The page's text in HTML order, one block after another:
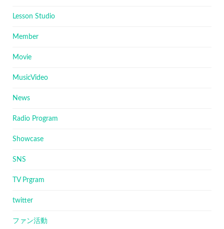
Lesson Studio
Member
Movie
MusicVideo
News
Radio Program
Showcase
SNS
TV Prgram
twitter
ファン活動